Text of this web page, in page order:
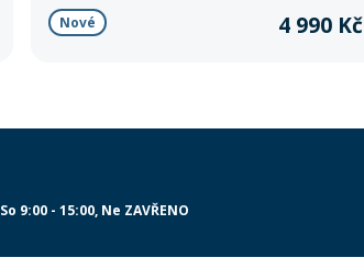
ve více délkách i barvách.
Nové 4 990 Kč
So 9:00 - 15:00 Ne ZAVŘENO